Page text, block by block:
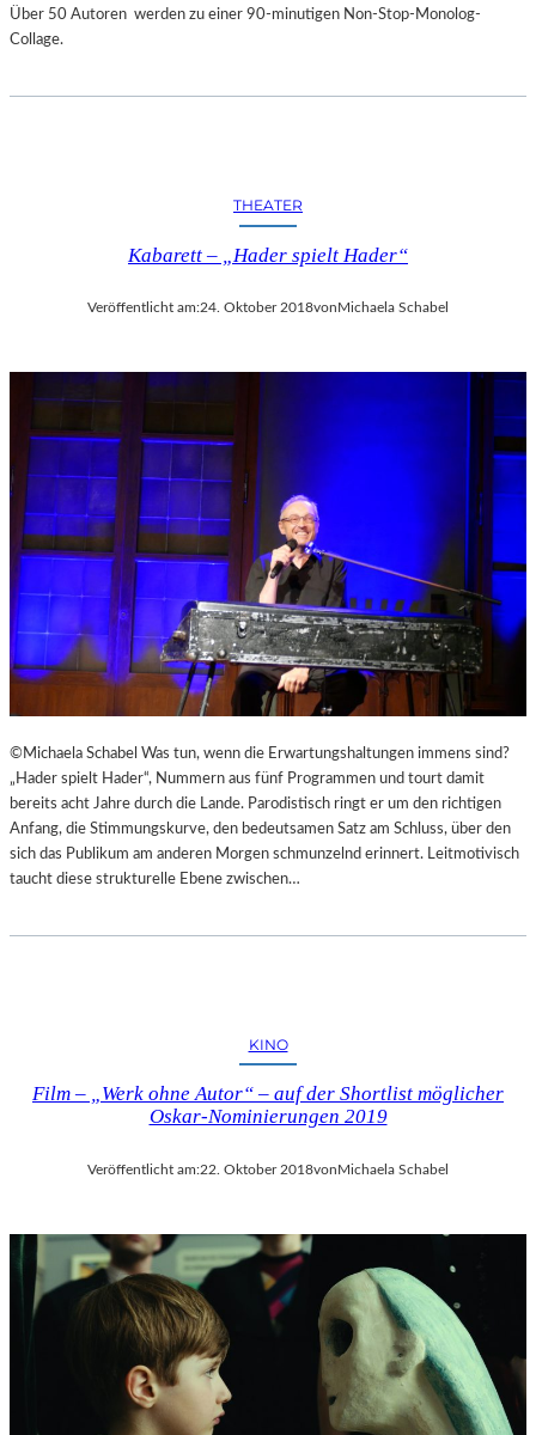
Über 50 Autoren werden zu einer 90-minutigen Non-Stop-Monolog-
Collage.
THEATER
Kabarett – „Hader spielt Hader“
Veröffentlicht am:24. Oktober 2018von Michaela Schabel
©Michaela Schabel Was tun, wenn die Erwartungshaltungen immens sind?
„Hader spielt Hader“, Nummern aus fünf Programmen und tourt damit
bereits acht Jahre durch die Lande. Parodistisch ringt er um den richtigen
Anfang, die Stimmungskurve, den bedeutsamen Satz am Schluss, über den
sich das Publikum am anderen Morgen schmunzelnd erinnert. Leitmotivisch
taucht diese strukturelle Ebene zwischen…
KINO
Film – „Werk ohne Autor“ – auf der Shortlist möglicher
Oskar-Nominierungen 2019
Veröffentlicht am:22. Oktober 2018vonMichaela Schabel